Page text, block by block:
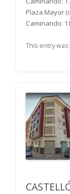
Plaza Mayor
Caminando:
This entry